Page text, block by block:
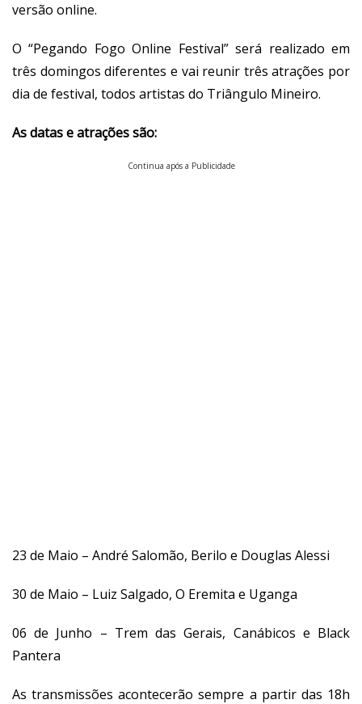
versão online.
O “Pegando Fogo Online Festival” será realizado em
três domingos diferentes e vai reunir três atrações por
dia de festival, todos artistas do Triângulo Mineiro.
As datas e atrações são:
Continua após a Publicidade
23 de Maio – André Salomão, Berilo e Douglas Alessi
30 de Maio – Luiz Salgado, O Eremita e Uganga
06 de Junho – Trem das Gerais, Canábicos e Black
Pantera
As transmissões acontecerão sempre a partir das 18h